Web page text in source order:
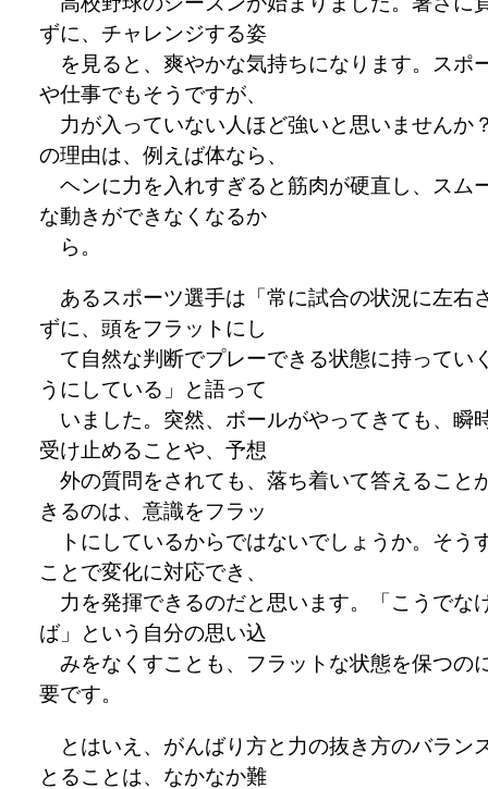
ずに、チャレンジする姿
を見ると、爽やかな気持ちになります。スポ
や仕事でもそうですが、
力が入っていない人ほど強いと思いませんか
の理由は、例えば体なら、
ヘンに力を入れすぎると筋肉が硬直し、スム
な動きができなくなるか
ら。
あるスポーツ選手は「常に試合の状況に左右
ずに、頭をフラットにし
て自然な判断でプレーできる状態に持ってい
うにしている」と語って
いました。突然、ボールがやってきても、瞬
受け止めることや、予想
外の質問をされても、落ち着いて答えること
きるのは、意識をフラッ
トにしているからではないでしょうか。そう
ことで変化に対応でき、
力を発揮できるのだと思います。「こうでな
ば」という自分の思い込
みをなくすことも、フラットな状態を保つの
要です。
とはいえ、がんばり方と力の抜き方のバラン
とることは、なかなか難